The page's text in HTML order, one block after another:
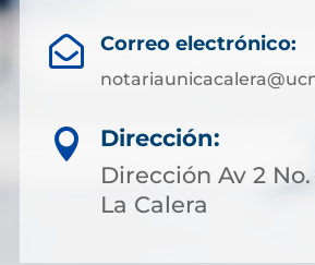
 Correo electrónico:

Dirección:
Dirección Av 2 No.
La Calera